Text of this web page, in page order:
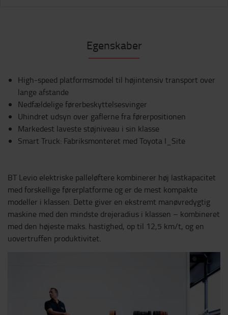
Egenskaber
High-speed platformsmodel til højintensiv transport over
lange afstande
Nedfældelige førerbeskyttelsesvinger
Uhindret udsyn over gaflerne fra førerpositionen
Markedest laveste støjniveau i sin klasse
Smart Truck: Fabriksmonteret med Toyota I_Site
BT Levio elektriske palleløftere kombinerer høj lastkapacitet
med forskellige førerplatforme og er de mest kompakte
modeller i klassen. Dette giver en ekstremt manøvredygtig
maskine med den mindste drejeradius i klassen – kombineret
med den højeste maks. hastighed, op til 12,5 km/t, og en
uovertruffen produktivitet.